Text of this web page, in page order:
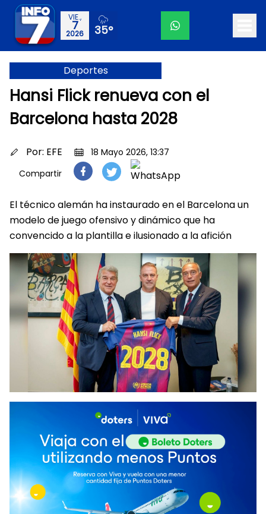
VIE.,
7
2026 35°
Deportes
Hansi Flick renueva con el
Barcelona hasta 2028
Por: EFE
18 Mayo 2026, 13:37
Compartir
El técnico alemán ha instaurado en el Barcelona un
modelo de juego ofensivo y dinámico que ha
convencido a la plantilla e ilusionado a la afición